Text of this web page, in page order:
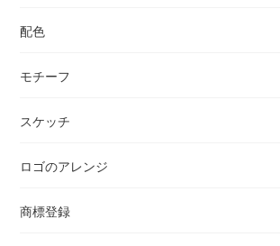
配色
モチーフ
スケッチ
ロゴのアレンジ
商標登録